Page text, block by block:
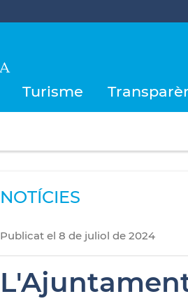
Turisme
NOTÍCIES
Publicat el 8 dejuliol de2024